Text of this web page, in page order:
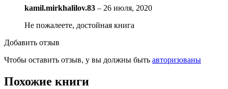
kamil.mirkhalilov.83 – 26 июля, 2020
Не пожалеете, достойная книга
Добавить отзыв
Чтобы оставить отзыв, у вы должны быть авторизованы
Похожие книги